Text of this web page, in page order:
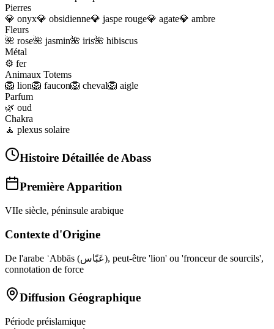
Pierres
💎 onyx💎 obsidienne💎 jaspe rouge💎 agate💎 ambre
Fleurs
🌺 rose🌺 jasmin🌺 iris🌺 hibiscus
Métal
⚙️ fer
Animaux Totems
🦁 lion🦁 faucon🦁 cheval🦁 aigle
Parfum
🌿 oud
Chakra
🧘 plexus solaire
Histoire Détaillée de Abass
Première Apparition
VIIe siècle, péninsule arabique
Contexte d'Origine
De l'arabe ʿAbbās (عَبّاس), peut‑être 'lion' ou 'fronceur de sourcils',
connotation de force
Diffusion Géographique
Période préislamique